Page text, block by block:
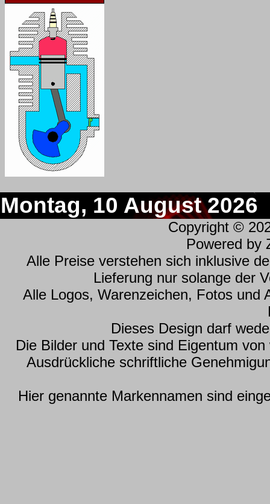
Montag, 10 August 2026
Copyright ©
Powered by
Alle Preise verstehen sich inklusive
Lieferung nur solange der
Alle Logos, Warenzeichen, Fotos und
Dieses Design darf
Die Bilder und Texte sind Eigentum
Ausdrückliche schriftliche
Hier genannte Markennamen sind